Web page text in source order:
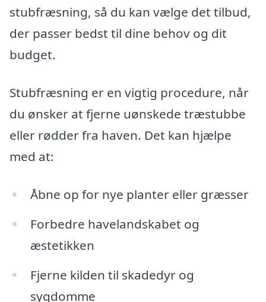
stubfræsning, så du kan vælge det tilbud,
der passer bedst til dine behov og dit
budget.
Stubfræsning er en vigtig procedure, når
du ønsker at fjerne uønskede træstubbe
eller rødder fra haven. Det kan hjælpe
med at:
Åbne op for nye planter eller græsser
Forbedre havelandskabet og
æstetikken
Fjerne kilden til skadedyr og
sygdomme